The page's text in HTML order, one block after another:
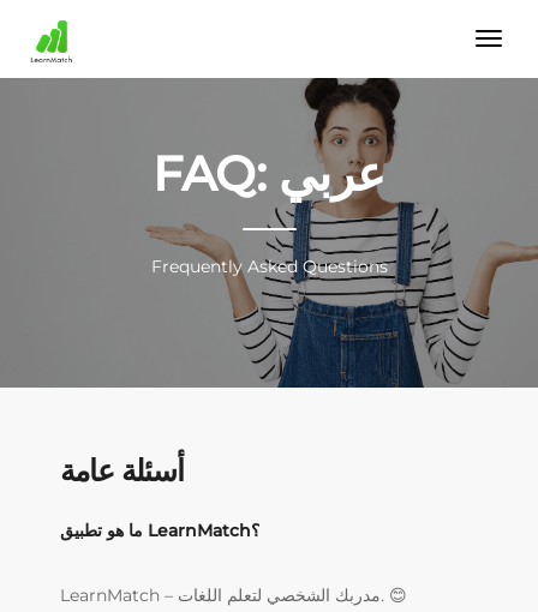
FAQ: عربي
Frequently Asked Questions
أسئلة عامة
ما هو تطبيق LearnMatch؟
LearnMatch – مدربك الشخصي لتعلم اللغات. 😊